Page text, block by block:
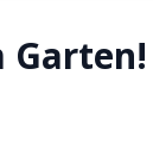
Garten!